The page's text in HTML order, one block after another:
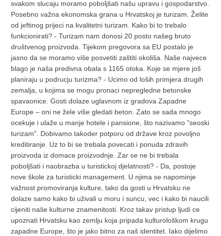
svakom slucaju moramo poboljšati našu upravu i gospodarstvo.
Posebno važna ekonomska grana u Hrvatskoj je turizam. Želite
od jeftinog prijeci na kvalitetni turizam. Kako bi to trebalo
funkcionirati? - Turizam nam donosi 20 posto našeg bruto
društvenog proizvoda. Tijekom pregovora sa EU postalo je
jasno da se moramo više posvetiti zaštiti okoliša. Naše najvece
blago je naša predivna obala s 1165 otoka. Koje se mjere još
planiraju u podrucju turizma? - Ucimo od loših primjera drugih
zemalja, u kojima se mogu pronaci nepregledne betonske
spavaonice. Gosti dolaze uglavnom iz gradova Zapadne
Europe – oni ne žele više gledati beton. Zato se sada mnogo
ocekuje i ulaže u manje hotele i pansione, što nazivamo "seoski
turizam". Dobivamo takoder potporu od države kroz povoljno
kreditiranje. Uz to bi se trebala povecati i ponuda zdravih
proizvoda iz domace proizvodnje. Zar se ne bi trebala
poboljšati i naobrazba u turistickoj djelatnosti? - Da, postoje
nove škole za turisticki management. U njima se napominje
važnost promoviranja kulture, tako da gosti u Hrvatsku ne
dolaze samo kako bi uživali u moru i suncu, vec i kako bi naucili
cijeniti naše kulturne znamenitosti. Kroz takav pristup ljudi ce
upoznati Hrvatsku kao zemlju koja pripada kulturološkom krugu
zapadne Europe, što je jako bitno za naš identitet. Iako dijelimo